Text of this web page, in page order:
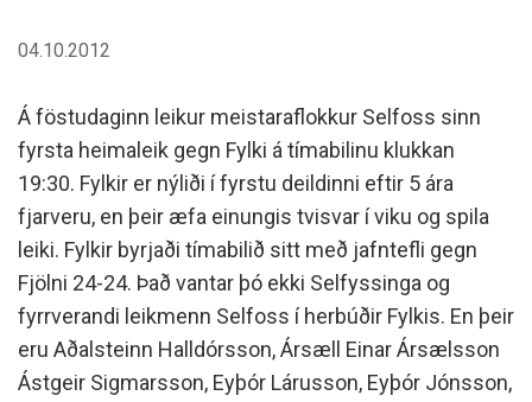
04.10.2012
Á föstudaginn leikur meistaraflokkur Selfoss sinn
fyrsta heimaleik gegn Fylki á tímabilinu klukkan
19:30. Fylkir er nýliði í fyrstu deildinni eftir 5 ára
fjarveru, en þeir æfa einungis tvisvar í viku og spila
leiki. Fylkir byrjaði tímabilið sitt með jafntefli gegn
Fjölni 24-24. Það vantar þó ekki Selfyssinga og
fyrrverandi leikmenn Selfoss í herbúðir Fylkis. En þeir
eru Aðalsteinn Halldórsson, Ársæll Einar Ársælsson
Ástgeir Sigmarsson, Eyþór Lárusson, Eyþór Jónsson,